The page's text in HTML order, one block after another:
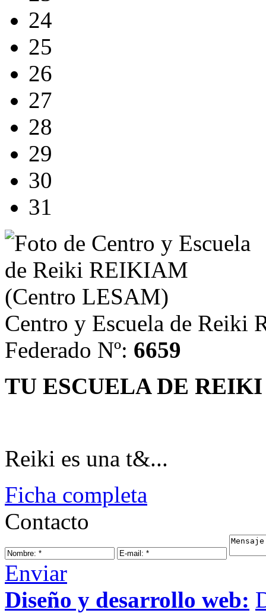
24
25
26
27
28
29
30
31
Centro y Escuela de
Federado Nº: 6659
TU ESCUELA DE
Reiki es una t&...
Ficha completa
Contacto
Enviar
Diseño y desarrollo web: